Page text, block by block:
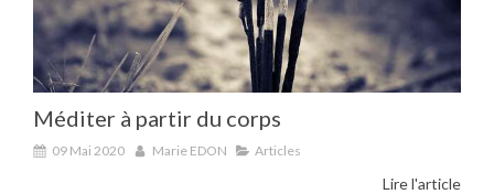
Méditer à partir du corps
09 Mai 2020 Marie EDON Articles
Lire l'article